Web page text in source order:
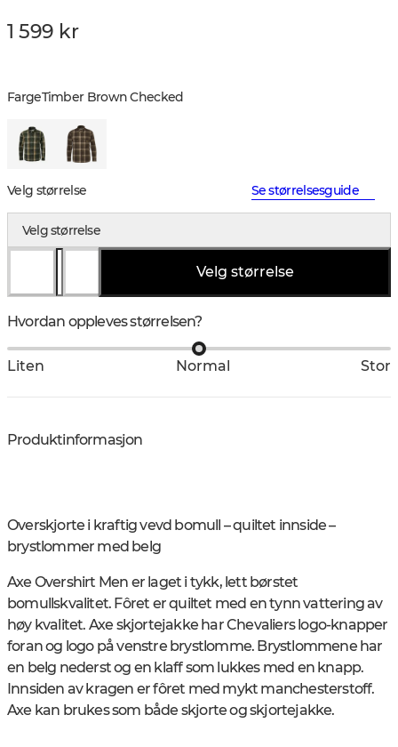
1 599 kr
FargeTimber Brown Checked
Velg størrelse Se størrelsesguide
Velg størrelse
Velg størrelse
Hvordan oppleves størrelsen?
Liten Normal Stor
Produktinformasjon
Overskjorte i kraftig vevd bomull – quiltet innside –
brystlommer med belg
Axe Overshirt Men er laget i tykk, lett børstet
bomullskvalitet. Fôret er quiltet med en tynn vattering av
høy kvalitet. Axe skjortejakke har Chevaliers logo-knapper
foran og logo på venstre brystlomme. Brystlommene har
en belg nederst og en klaff som lukkes med en knapp.
Innsiden av kragen er fôret med mykt manchesterstoff.
Axe kan brukes som både skjorte og skjortejakke.